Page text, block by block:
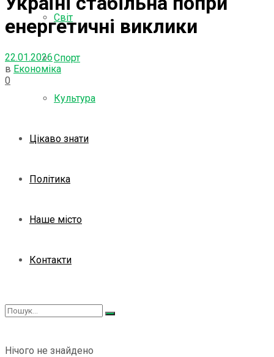
Світ
Спорт
Культура
Цікаво знати
Політика
Наше місто
Контакти
Нічого не знайдено
енергетичні виклики
22.01.2026
в Економіка
0